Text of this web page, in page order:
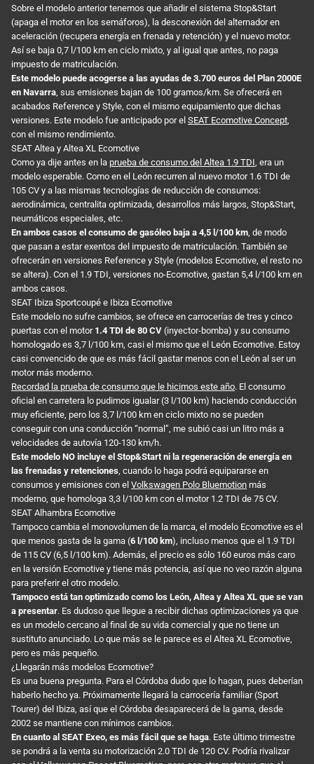
Sobre el modelo anterior tenemos que añadir el sistema Stop&Start
(apaga el motor en los semáforos), la desconexión del alternador en
aceleración (recupera energía en frenada y retención) y el nuevo motor.
Así se baja 0,7 l/100 km en ciclo mixto, y al igual que antes, no paga
impuesto de matriculación.
Este modelo puede acogerse a las ayudas de 3.700 euros del Plan 2000E
en Navarra , sus emisiones bajan de 100 gramos/km. Se ofrecerá en
acabados Reference y Style, con el mismo equipamiento que dichas
versiones. Este modelo fue anticipado por el SEAT Ecomotive Concept
con el mismo rendimiento.
SEAT Altea y Altea XL Ecomotive
Como ya dije antes en la prueba de consumo del Altea 1.9 TDI , era un
modelo esperable. Como en el León recurren al nuevo motor 1.6 TDI de
105 CV y a las mismas tecnologías de reducción de consumos:
aerodinámica, centralita optimizada, desarrollos más largos, Stop&Start,
neumáticos especiales, etc.
En ambos casos el consumo de gasóleo baja a 4,5 l/100 km , de modo
que pasan a estar exentos del impuesto de matriculación. También se
ofrecerán en versiones Reference y Style (modelos Ecomotive, el resto no
se altera). Con el 1.9 TDI, versiones no-Ecomotive, gastan 5,4 l/100 km en
ambos casos.
SEAT Ibiza Sportcoupé e Ibiza Ecomotive
Este modelo no sufre cambios, se ofrece en carrocerías de tres y cinco
puertas con el motor 1.4 TDI de 80 CV (inyector-bomba) y su consumo
homologado es 3,7 l/100 km, casi el mismo que el León Ecomotive. Estoy
casi convencido de que es más fácil gastar menos con el León al ser un
motor más moderno.
Recordad la prueba de consumo que le hicimos este año. El consumo
oficial en carretera lo pudimos igualar (3 l/100 km) haciendo conducción
muy eficiente, pero los 3,7 l/100 km en ciclo mixto no se pueden
conseguir con una conducción “normal”, me subió casi un litro más a
velocidades de autovía 120-130 km/h.
Este modelo NO incluye el Stop&Start ni la regeneración de energía en
las frenadas y retenciones , cuando lo haga podrá equipararse en
consumos y emisiones con el Volkswagen Polo Bluemotion más
moderno, que homologa 3,3 l/100 km con el motor 1.2 TDI de 75 CV.
SEAT Alhambra Ecomotive
Tampoco cambia el monovolumen de la marca, el modelo Ecomotive es el
que menos gasta de la gama (6 l/100 km), incluso menos que el 1.9 TDI
de 115 CV (6,5 l/100 km). Además, el precio es sólo 160 euros más caro
en la versión Ecomotive y tiene más potencia, así que no veo razón alguna
para preferir el otro modelo.
Tampoco está tan optimizado como los León, Altea y Altea XL que se van
a presentar. Es dudoso que llegue a recibir dichas optimizaciones ya que
es un modelo cercano al final de su vida comercial y que no tiene un
sustituto anunciado. Lo que más se le parece es el Altea XL Ecomotive,
pero es más pequeño.
¿Llegarán más modelos Ecomotive?
Es una buena pregunta. Para el Córdoba dudo que lo hagan, pues deberían
haberlo hecho ya. Próximamente llegará la carrocería familiar (Sport
Tourer) del Ibiza, así que el Córdoba desaparecerá de la gama, desde
2002 se mantiene con mínimos cambios.
En cuanto al SEAT Exeo, es más fácil que se haga. Este último trimestre
se pondrá a la venta su motorización 2.0 TDI de 120 CV. Podría rivalizar